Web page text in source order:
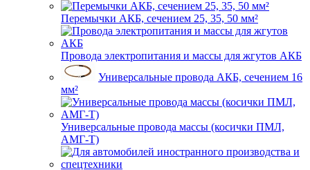
Перемычки АКБ, сечением 25, 35, 50 мм²
Провода электропитания и массы для жгутов АКБ
Универсальные провода АКБ, сечением 16
мм²
Универсальные провода массы (косички ПМЛ,
АМГ-Т)